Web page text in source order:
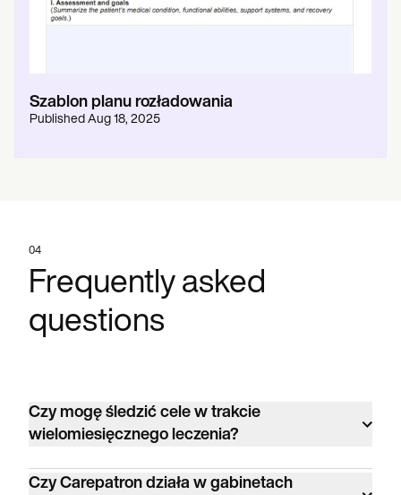
Szablon planu rozładowania
Published Aug 18, 2025
04
Frequently asked
questions
Czy mogę śledzić cele w trakcie
wielomiesięcznego leczenia?
Tak. Bezpłatnie z nieograniczoną liczbą
klientów, telezdrowiem, rozliczeniami klientów
Czy Carepatron działa w gabinetach